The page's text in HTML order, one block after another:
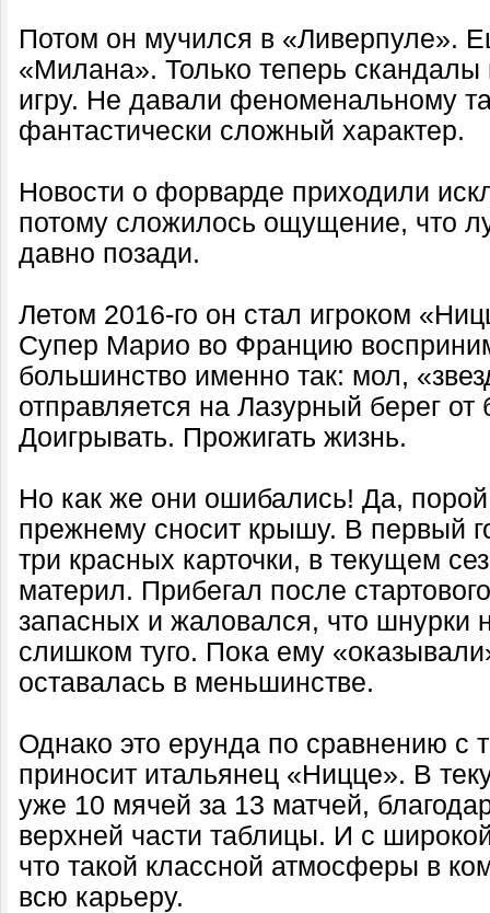
Потом он мучился в «Ливерпуле».
«Милана». Только теперь скандалы
игру. Не давали феноменальному
фантастически сложный характер.
Новости о форварде приходили
потому сложилось ощущение, что
давно позади.
Летом 2016-го он стал игроком
Супер Марио во Францию
большинство именно так: мол,
отправляется на Лазурный берег от
Доигрывать. Прожигать жизнь.
Но как же они ошибались! Да,
прежнему сносит крышу. В первый
три красных карточки, в текущем
материл. Прибегал после
запасных и жаловался, что шнурки
слишком туго. Пока ему
оставалась в меньшинстве.
Однако это ерунда по сравнению с
приносит итальянец «Ницце». В
уже 10 мячей за 13 матчей,
верхней части таблицы. И с
что такой классной атмосферы в
всю карьеру.